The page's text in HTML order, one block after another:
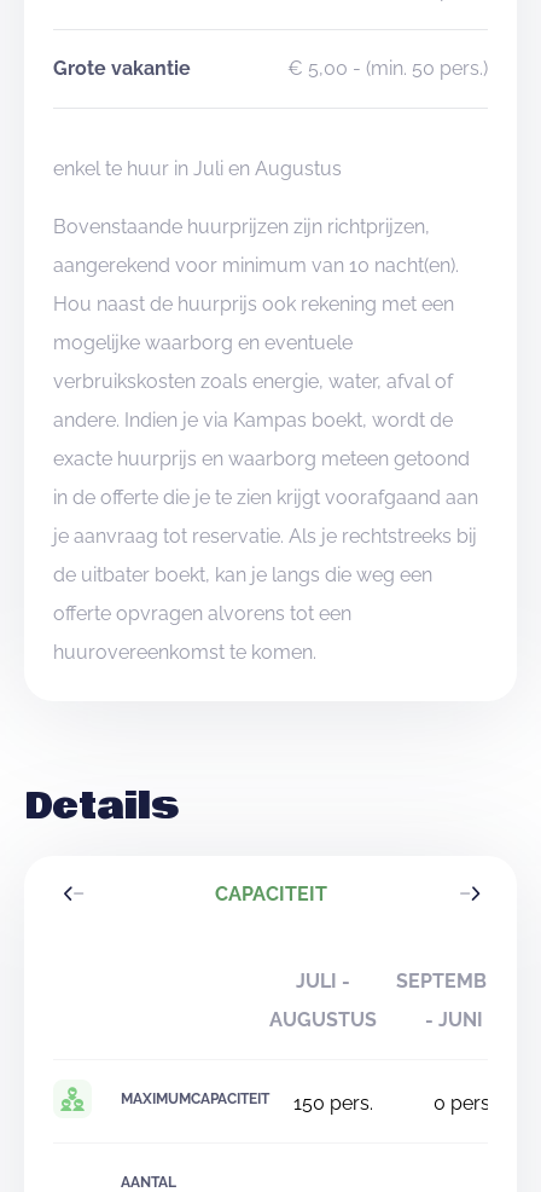
Grote vakantie € 5,00 - (min. 50 pers.)
enkel te huur in Juli en Augustus
Bovenstaande huurprijzen zijn richtprijzen,
aangerekend voor minimum van 10 nacht(en).
Hou naast de huurprijs ook rekening met een
mogelijke waarborg en eventuele
verbruikskosten zoals energie, water, afval of
andere. Indien je via Kampas boekt, wordt de
exacte huurprijs en waarborg meteen getoond
in de offerte die je te zien krijgt voorafgaand aan
je aanvraag tot reservatie. Als je rechtstreeks bij
de uitbater boekt, kan je langs die weg een
offerte opvragen alvorens tot een
huurovereenkomst te komen.
Details
CAPACITEIT
JULI -
AUGUSTUS
SEPTEMBER
- JUNI
MAXIMUMCAPACITEIT 150 pers. 0 pers.
AANTAL